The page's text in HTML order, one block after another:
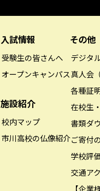
入試情報
受験生の皆さんへ
オープンキャンパス
施設紹介
校内マップ
市川高校の仏像紹介
その他
デジタ
真人会
各種証
在校生
書類ダ
ご寄付
学校評
交通ア
【企